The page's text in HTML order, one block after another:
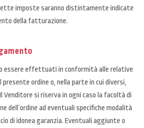
imposte saranno distintamente indicate
della fatturazione.
essere effettuati in conformità alle relative
ordine o, nella parte in cui diversi,
Venditore si riserva in ogni caso la facoltà di
dell’ordine ad eventuali specifiche modalità
di idonea garanzia. Eventuali aggiunte o